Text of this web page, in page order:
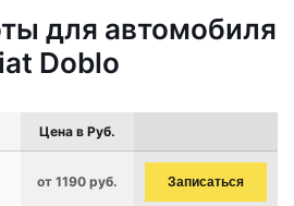
для автомобиля
Doblo
Цена в Руб.
от 1190 руб. Записаться